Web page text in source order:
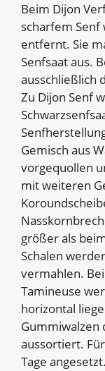
Beim Dijon
scharfem Senf
entfernt. Sie
Senfsaat aus.
ausschließlich
Zu Dijon Senf
Gemisch aus
vorgequollen
mit weiteren
größer als
Schalen
vermahlen.
Tamineuse
horizontal
Gummiwalzen
aussortiert.
Tage angesetzt.